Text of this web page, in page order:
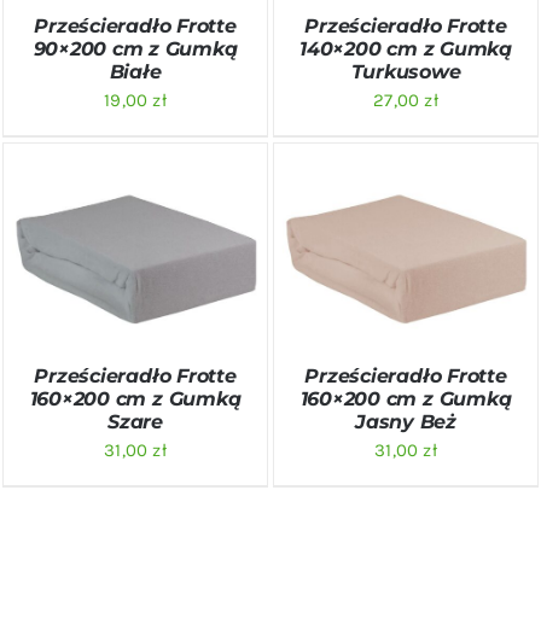
Prześcieradło Frotte
90×200 cm z Gumką
Białe
19,00zł
Prześcieradło Frotte
140×200 cm z Gumką
Turkusowe
27,00zł
SZCZEGÓŁY
Prześcieradło Frotte
160×200 cm z Gumką
Szare
31,00zł
SZCZEGÓŁY
Prześcieradło Frotte
160×200 cm z Gumką
Jasny Beż
31,00zł